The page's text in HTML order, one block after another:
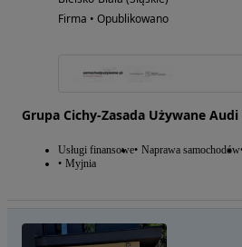
Firma • Opublikowano
Grupa Cichy-Zasada Używane Audi
Usługi finansowe Naprawa samochodów
Myjnia